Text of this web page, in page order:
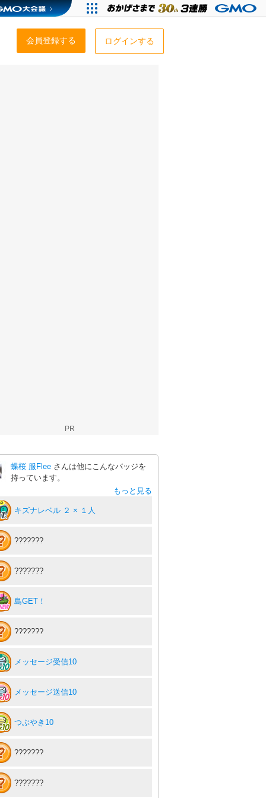
会員登録する ログインする
PR
蝶桜 服Flee さんは他にこんなバッジを
持っています。
もっと見る
キズナレベル ２ × １人
???????
???????
島GET！
???????
メッセージ受信10
メッセージ送信10
つぶやき10
???????
???????